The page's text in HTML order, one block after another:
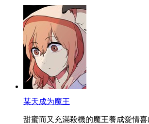
某天成为魔王
甜蜜而又充滿殺機的魔王養成愛情